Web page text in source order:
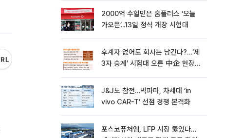
2000억 수혈받은 홈플러스 ‘오늘
가오픈’...13일 정식 개장 시험대
후계자 없어도 회사는 남긴다?…‘제
3자 승계’ 시험대 오른 中企 현장
J&J도 참전…빅파마, 차세대 ‘in
vivo CAR-T’ 선점 경쟁 본격화
포스코퓨처엠, LFP 시장 뚫었다…